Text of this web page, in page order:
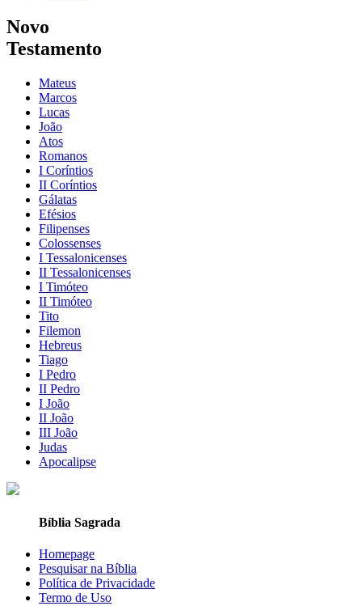
Novo
Testamento
Mateus
Marcos
Lucas
João
Atos
Romanos
I Coríntios
II Coríntios
Gálatas
Efésios
Filipenses
Colossenses
I Tessalonicenses
II Tessalonicenses
I Timóteo
II Timóteo
Tito
Filemon
Hebreus
Tiago
I Pedro
II Pedro
I João
II João
III João
Judas
Apocalipse
Bíblia Sagrada
Homepage
Pesquisar na Bíblia
Política de Privacidade
Termo de Uso